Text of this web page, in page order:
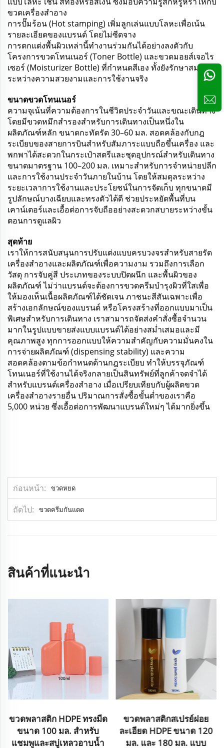
ขวดเครื่องสำอาง
การปั๊มร้อน (Hot stamping) เพิ่มลูกเล่นแบบโลหะเพื่อเน้น
รายละเอียดของแบรนด์ โดยไม่ซีดจาง
การตกแต่งพื้นผิวเหล่านี้ทำงานร่วมกันได้อย่างลงตัวกับ
โครงการขวดโทนเนอร์ (Toner Bottle) และขวดมอยส์เจอไร
เซอร์ (Moisturizer Bottle) ที่กำหนดสีเอง ทั้งยังรักษาสมดุล
ระหว่างความสวยงามและการใช้งานจริง
ขนาดขวดโทนเนอร์
ความจุเน้นที่ความต้องการในชีวิตประจำวันและขณะเดินทาง
โดยมีขวดหมึกสำรองสำหรับการเดินทางเป็นหนึ่งใน
ผลิตภัณฑ์หลัก ขนาดกะทัดรัด 30–60 มล. สอดคล้องกับกฎ
ระเบียบของสายการบินสำหรับสัมภาระแบบถือขึ้นเครื่อง และ
พกพาได้สะดวกในกระเป๋าสตรีและชุดอุปกรณ์สำหรับเดินทาง
ขนาดมาตรฐาน 100–200 มล. เหมาะสำหรับการจำหน่ายปลีก
และการใช้งานประจำวันภายในบ้าน โดยให้สมดุลระหว่าง
ระยะเวลาการใช้งานและประโยชน์ในการจัดเก็บ ทุกขนาดมี
รูปลักษณ์บางเฉียบและทรงตัวได้ดี ช่วยประหยัดพื้นที่บน
เคาน์เตอร์และเอื้อต่อการจับถืออย่างสะดวกสบายระหว่างขั้น
ตอนการดูแลผิว
สุดท้าย
เราให้การสนับสนุนการปรับแต่งแบบครบวงจรสำหรับสายรัด
เครื่องสำอางและผลิตภัณฑ์เพื่อความงาม รวมถึงการเลือก
วัสดุ การจับคู่สี ประเภทของระบบปิดผนึก และพื้นผิวของ
ผลิตภัณฑ์ ไม่ว่าแบรนด์จะต้องการขวดครีมบำรุงผิวที่ใสเพื่อ
ให้มองเห็นเนื้อผลิตภัณฑ์ได้ชัดเจน ภาชนะสีสันเฉพาะเพื่อ
สร้างเอกลักษณ์ของแบรนด์ หรือโครงสร้างที่ออกแบบมาเป็น
พิเศษสำหรับการเดินทาง เราสามารถจัดส่งคำสั่งซื้อจำนวน
มากในรูปแบบขายส่งแบบแบรนด์ได้อย่างสม่ำเสมอและมี
คุณภาพสูง ทุกการออกแบบให้ความสำคัญกับความมั่นคงใน
การจ่ายผลิตภัณฑ์ (dispensing stability) และความ
สอดคล้องตามข้อกำหนดด้านกฎระเบียบ ทำให้บรรจุภัณฑ์
โทนเนอร์ที่ใช้งานได้จริงกลายเป็นสินทรัพย์ที่ลูกค้าจดจำได้
สำหรับแบรนด์เครื่องสำอาง เมื่อเปรียบเทียบกับผู้ผลิตขวด
เครื่องสำอางรายอื่น ปริมาณการสั่งซื้อขั้นต่ำของเราคือ
5,000 หน่วย ซึ่งเอื้อต่อการพัฒนาแบรนด์ใหม่ๆ ได้มากยิ่งขึ้น
ก่อนหน้า ขวดหยด
ถัดไป ขวดครีมกันแดด
สินค้าที่แนะนำ
ขวดพลาสติก HDPE ทรงมีด
ขนาด 100 มล. สำหรับ
แชมพูและสบู่เหลวอาบน้ำ
ขวดพลาสติกสเปรย์ฝอย
ละเอียด HDPE ขนาด 120
มล. และ 180 มล. แบบ